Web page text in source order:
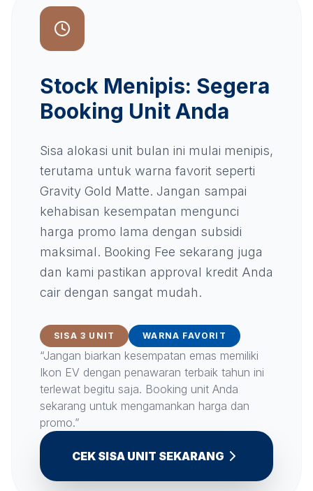
Stock Menipis: Segera
Booking Unit Anda
Sisa alokasi unit bulan ini mulai menipis,
terutama untuk warna favorit seperti
Gravity Gold Matte. Jangan sampai
kehabisan kesempatan mengunci
harga promo lama dengan subsidi
maksimal. Booking Fee sekarang juga
dan kami pastikan approval kredit Anda
cair dengan sangat mudah.
SISA 3 UNIT WARNA FAVORIT
“Jangan biarkan kesempatan emas memiliki
Ikon EV dengan penawaran terbaik tahun ini
terlewat begitu saja. Booking unit Anda
sekarang untuk mengamankan harga dan
promo.”
CEK SISA UNIT SEKARANG